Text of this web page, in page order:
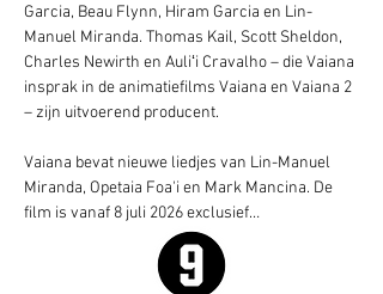
Garcia, Beau Flynn, Hiram Garcia en Lin-
Manuel Miranda. Thomas Kail, Scott Sheldon,
Charles Newirth en Auliʻi Cravalho – die Vaiana
insprak in de animatiefilms Vaiana en Vaiana 2
– zijn uitvoerend producent.
Vaiana bevat nieuwe liedjes van Lin-Manuel
Miranda, Opetaia Foa'i en Mark Mancina. De
film is vanaf 8 juli 2026 exclusief…